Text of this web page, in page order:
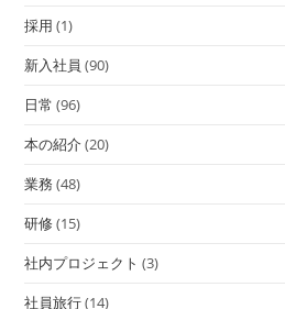
採用 (1)
新入社員 (90)
日常 (96)
本の紹介(20)
業務(48)
研修(15)
社内プロジェクト (3)
社員旅行(14)